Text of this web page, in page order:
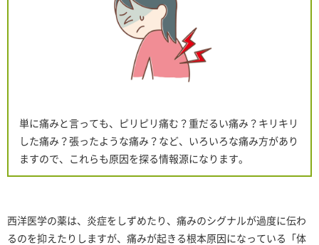
単に痛みと言っても、ピリピリ痛む？重だるい痛み？キリキリ
した痛み？張ったような痛み？など、いろいろな痛み方があり
ますので、これらも原因を探る情報源になります。
西洋医学の薬は、炎症をしずめたり、痛みのシグナルが過度に伝わ
るのを抑えたりしますが、痛みが起きる根本原因になっている「体